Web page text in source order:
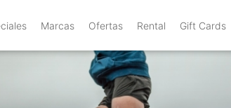
Marcas Ofertas Rental Gift Cards